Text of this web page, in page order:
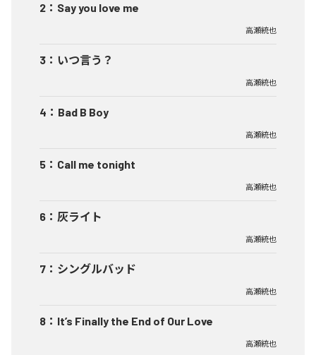
2 ： Say you love me
高瀬統也
3 ： いつ言う？
高瀬統也
4 ： Bad B Boy
高瀬統也
5 ： Call me tonight
高瀬統也
6 ： 灰ライト
高瀬統也
7 ： シングルバッド
高瀬統也
8 ： It’s Finally the End of Our Love
高瀬統也